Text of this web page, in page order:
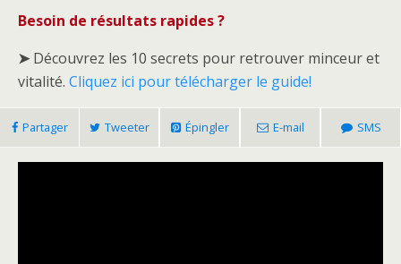
Besoin de résultats rapides ?
➤Découvrez les 10 secrets pour retrouver minceur et
vitalité. Cliquez ici pour télécharger le guide!
Partager Tweeter Épingler E-mail SMS